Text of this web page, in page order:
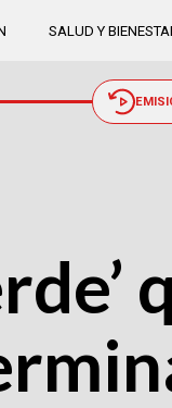
SALUD Y